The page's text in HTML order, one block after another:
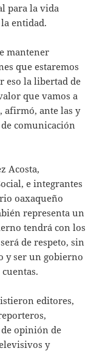
para la vida
entidad.
mantener
que estaremos
eso la libertad de
que vamos a
afirmó, ante las y
comunicación
Acosta,
e integrantes
oaxaqueño
representa un
tendrá con los
de respeto, sin
y ser un gobierno
editores,
opinión de
y